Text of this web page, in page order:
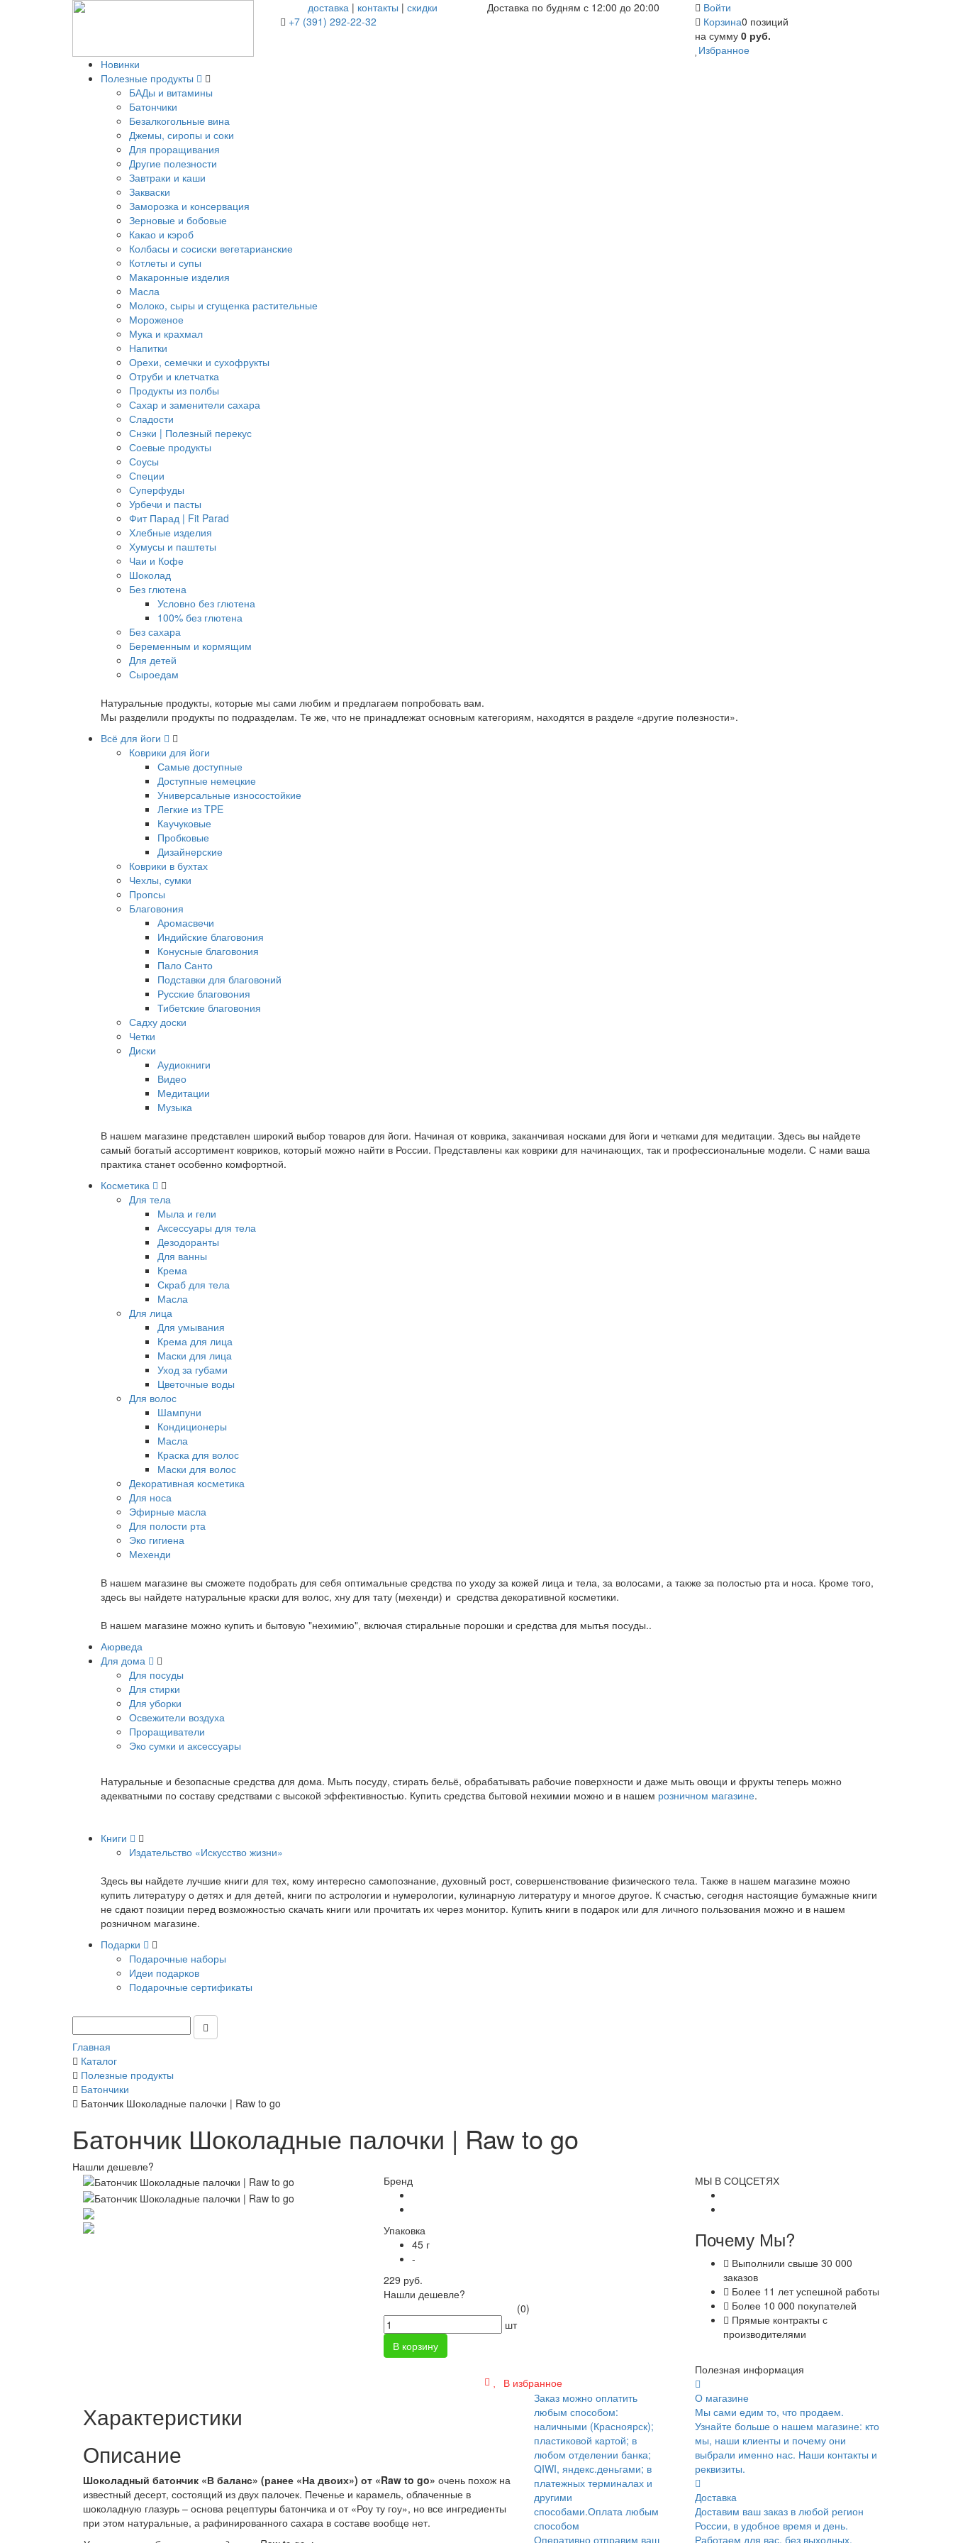
доставка | контакты |скидки
+7 (391) 292-22-32
Доставка по будням с 12:00 до 20:00
Войти
Корзина0 позиций
на сумму 0 руб.
Избранное
Новинки
Полезные продукты
БАДы и витамины
Батончики
Безалкогольные вина
Джемы, сиропы и соки
Для проращивания
Другие полезности
Завтраки и каши
Закваски
Заморозка и консервация
Зерновые и бобовые
Какао и кэроб
Колбасы и сосиски вегетарианские
Котлеты и супы
Макаронные изделия
Масла
Молоко, сыры и сгущенка растительные
Мороженое
Мука и крахмал
Напитки
Орехи, семечки и сухофрукты
Отруби и клетчатка
Продукты из полбы
Сахар и заменители сахара
Сладости
Снэки | Полезный перекус
Соевые продукты
Соусы
Специи
Суперфуды
Урбечи и пасты
Фит Парад | Fit Parad
Хлебные изделия
Хумусы и паштеты
Чаи и Кофе
Шоколад
Без глютена
Условно без глютена
100% без глютена
Без сахара
Беременным и кормящим
Для детей
Сыроедам
Натуральные продукты, которые мы сами любим и предлагаем попробовать вам.
Мы разделили продукты по подразделам. Те же, что не принадлежат основным категориям, находятся в разделе «другие полезности».
Всё для йоги
Коврики для йоги
Самые доступные
Доступные немецкие
Универсальные износостойкие
Легкие из TPE
Каучуковые
Пробковые
Дизайнерские
Коврики в бухтах
Чехлы, сумки
Пропсы
Благовония
Аромасвечи
Индийские благовония
Конусные благовония
Пало Санто
Подставки для благовоний
Русские благовония
Тибетские благовония
Садху доски
Четки
Диски
Аудиокниги
Видео
Медитации
Музыка
В нашем магазине представлен широкий выбор товаров для йоги. Начиная от коврика, заканчивая носками для йоги и четками для медитации. Здесь вы найдете
самый богатый ассортимент ковриков, который можно найти в России. Представлены как коврики для начинающих, так и профессиональные модели. С нами ваша
практика станет особенно комфортной.
Косметика
Для тела
Мыла и гели
Аксессуары для тела
Дезодоранты
Для ванны
Крема
Скраб для тела
Масла
Для лица
Для умывания
Крема для лица
Маски для лица
Уход за губами
Цветочные воды
Для волос
Шампуни
Кондиционеры
Масла
Краска для волос
Маски для волос
Декоративная косметика
Для носа
Эфирные масла
Для полости рта
Эко гигиена
Мехенди
В нашем магазине вы сможете подобрать для себя оптимальные средства по уходу за кожей лица и тела, за волосами, а также за полостью рта и носа. Кроме того,
здесь вы найдете натуральные краски для волос, хну для тату (мехенди) и средства декоративной косметики.
В нашем магазине можно купить и бытовую "нехимию", включая стиральные порошки и средства для мытья посуды..
Аюрведа
Для дома
Для посуды
Для стирки
Для уборки
Освежители воздуха
Проращиватели
Эко сумки и аксессуары
Натуральные и безопасные средства для дома. Мыть посуду, стирать бельё, обрабатывать рабочие поверхности и даже мыть овощи и фрукты теперь можно
адекватными по составу средствами с высокой эффективностью. Купить средства бытовой нехимии можно и в нашем розничном магазине.
Книги
Издательство «Искусство жизни»
Здесь вы найдете лучшие книги для тех, кому интересно самопознание, духовный рост, совершенствование физического тела. Также в нашем магазине можно
купить литературу о детях и для детей, книги по астрологии и нумерологии, кулинарную литературу и многое другое. К счастью, сегодня настоящие бумажные книги
не сдают позиции перед возможностью скачать книги или прочитать их через монитор. Купить книги в подарок или для личного пользования можно и в нашем
розничном магазине.
Подарки
Подарочные наборы
Идеи подарков
Подарочные сертификаты
Главная
Каталог
Полезные продукты
Батончики
Батончик Шоколадные палочки | Raw to go
Батончик Шоколадные палочки | Raw to go
Нашли дешевле?
Бренд
Упаковка
45 г
-
229 руб.
Нашли дешевле?
(0)
шт
В корзину
В избранное
Характеристики
Описание
Шоколадный батончик «В баланс» (ранее «На двоих») от «Raw to go» очень похож на
известный десерт, состоящий из двух палочек. Печенье и карамель, облаченные в
шоколадную глазурь – основа рецептуры батончика и от «Роу ту гоу», но все ингредиенты
при этом натуральные, а рафинированного сахара в составе вообще нет.
Заказ можно оплатить
любым способом:
наличными (Красноярск);
пластиковой картой; в
любом отделении банка;
QIWI, яндекс.деньгами; в
платежных терминалах и
другими
способами.Оплата любым
способом
Оперативно отправим ваш
МЫ В СОЦСЕТЯХ
Почему Мы?
Выполнили свыше 30 000
заказов
Более 11 лет успешной работы
Более 10 000 покупателей
Прямые контракты с
производителями
Полезная информация
О магазине
Мы сами едим то, что продаем.
Узнайте больше о нашем магазине: кто
мы, наши клиенты и почему они
выбрали именно нас. Наши контакты и
реквизиты.
Доставка
Доставим ваш заказ в любой регион
России, в удобное время и день.
Работаем для вас, без выходных.